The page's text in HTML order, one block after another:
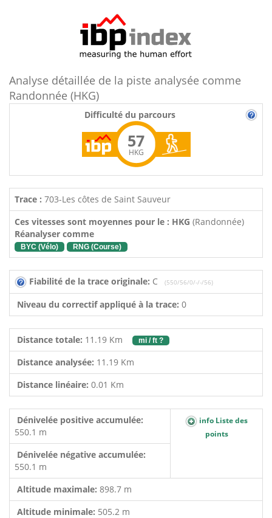
Analyse détaillée de la piste analysée comme
Randonnée (HKG)
Difficulté du parcours
57
HKG
Trace : 703-Les côtes de Saint Sauveur
Ces vitesses sont moyennes pour le : HKG (Randonnée)
Réanalyser comme
BYC (Vélo) RNG (Course)
Fiabilité de la trace originale: C (550/56/0/-/-/56)
Niveau du correctif appliqué à la trace: 0
Distance totale: 11.19 Km mi / ft ?
Distance analysée: 11.19 Km
Distance linéaire: 0.01 Km
Dénivelée positive accumulée:
550.1 m
info Liste des
points
Dénivelée négative accumulée:
550.1 m
Altitude maximale: 898.7 m
Altitude minimale: 505.2 m